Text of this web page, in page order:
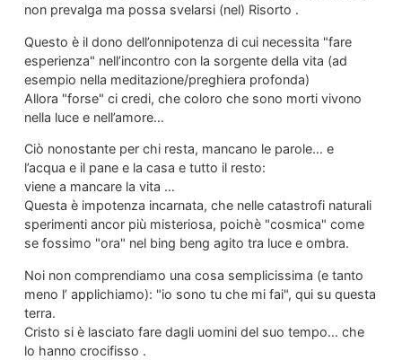
non prevalga ma possa svelarsi (nel) Risorto .
Questo è il dono dell’onnipotenza di cui necessita "fare
esperienza" nell’incontro con la sorgente della vita (ad
esempio nella meditazione/preghiera profonda)
Allora "forse" ci credi, che coloro che sono morti vivono
nella luce e nell’amore…
Ciò nonostante per chi resta, mancano le parole… e
l’acqua e il pane e la casa e tutto il resto:
viene a mancare la vita …
Questa è impotenza incarnata, che nelle catastrofi naturali
sperimenti ancor più misteriosa, poichè "cosmica" come
se fossimo "ora" nel bing beng agito tra luce e ombra.
Noi non comprendiamo una cosa semplicissima (e tanto
meno l’ applichiamo): "io sono tu che mi fai", qui su questa
terra.
Cristo si è lasciato fare dagli uomini del suo tempo… che
lo hanno crocifisso .